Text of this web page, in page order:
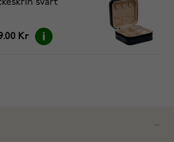
svart
Kr